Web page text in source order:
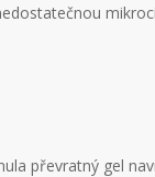
převratný gel